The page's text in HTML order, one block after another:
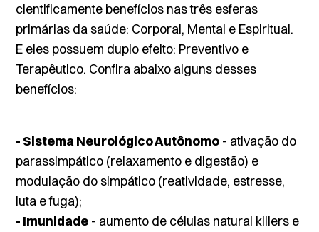
cientificamente benefícios nas três esferas
primárias da saúde: Corporal, Mental e Espiritual.
E eles possuem duplo efeito: Preventivo e
Terapêutico. Confira abaixo alguns desses
benefícios:
- Sistema Neurológico Autônomo - ativação do
parassimpático (relaxamento e digestão) e
modulação do simpático (reatividade, estresse,
luta e fuga);
- Imunidade - aumento de células natural killers e